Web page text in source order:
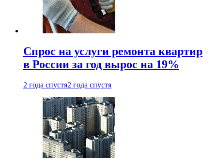
Спрос на услуги ремонта квартир
в России за год вырос на 19%
2 года спустя2 года спустя